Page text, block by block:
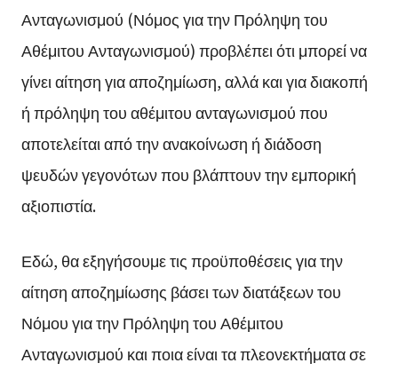
Ανταγωνισμού (Νόμος για την Πρόληψη του
Αθέμιτου Ανταγωνισμού) προβλέπει ότι μπορεί να
γίνει αίτηση για αποζημίωση, αλλά και για διακοπή
ή πρόληψη του αθέμιτου ανταγωνισμού που
αποτελείται από την ανακοίνωση ή διάδοση
ψευδών γεγονότων που βλάπτουν την εμπορική
αξιοπιστία.
Εδώ, θα εξηγήσουμε τις προϋποθέσεις για την
αίτηση αποζημίωσης βάσει των διατάξεων του
Νόμου για την Πρόληψη του Αθέμιτου
Ανταγωνισμού και ποια είναι τα πλεονεκτήματα σε